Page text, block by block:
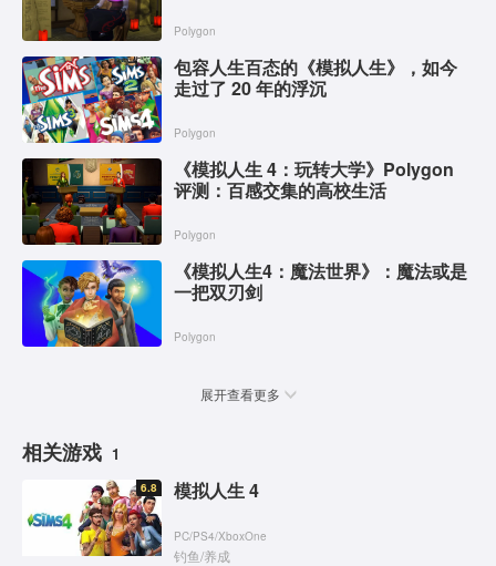
Polygon
包容人生百态的《模拟人生》，如今
走过了 20 年的浮沉
Polygon
《模拟人生 4：玩转大学》Polygon
评测：百感交集的高校生活
Polygon
《模拟人生4：魔法世界》：魔法或是
一把双刃剑
Polygon
展开查看更多
相关游戏 1
6.8 模拟人生 4
PC/PS4/XboxOne
钓鱼/养成